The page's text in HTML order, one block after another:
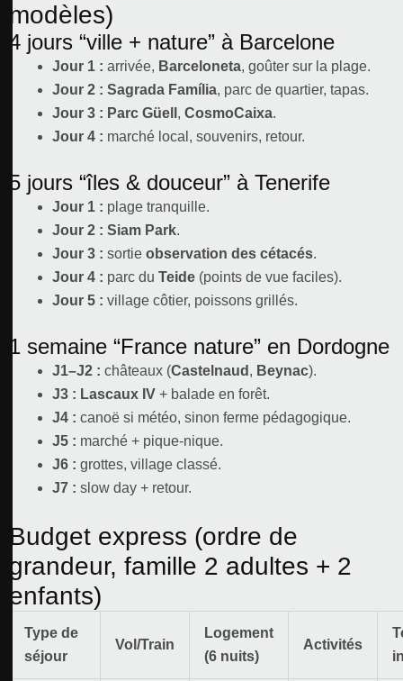
modèles)
4 jours “ville + nature” à Barcelone
Jour 1 : arrivée, Barceloneta, goûter sur la plage.
Jour 2 : Sagrada Família, parc de quartier, tapas.
Jour 3 : Parc Güell , CosmoCaixa.
Jour 4 : marché local, souvenirs, retour.
5 jours “îles & douceur” à Tenerife
Jour 1 : plage tranquille.
Jour 2 : Siam Park.
Jour 3 : sortie observation des cétacés.
Jour 4 : parc du Teide (points de vue faciles).
Jour 5 : village côtier, poissons grillés.
1 semaine “France nature” en Dordogne
J1–J2 : châteaux (Castelnaud , Beynac).
J3 : Lascaux IV + balade en forêt.
J4 : canoë si météo, sinon ferme pédagogique.
J5 : marché + pique-nique.
J6 : grottes, village classé.
J7 : slow day + retour.
Budget express (ordre de
grandeur, famille 2 adultes + 2
enfants)
Type de
séjour
Vol/Train
Logement
(6 nuits)
Activités